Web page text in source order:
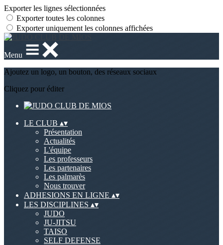
Exporter les lignes sélectionnées
Exporter toutes les colonnes
Exporter uniquement les colonnes affichées
Menu
Ajoutez un logo, un bouton, des réseaux sociaux
Cliquez pour éditer
LE CLUB ▴▾
Présentation
Actualités
L'équipe
Les professeurs
Les partenaires
Les palmarès
Nous trouver
ADHESIONS EN LIGNE ▴▾
LES DISCIPLINES ▴▾
JUDO
JU-JITSU
TAISO
SELF DEFENSE